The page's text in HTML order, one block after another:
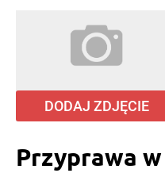
DODAJ ZDJĘCIE
Przyprawa